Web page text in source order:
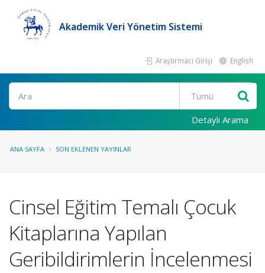
Akademik Veri Yönetim Sistemi
Araştırmacı Girişi English
Ara
Detaylı Arama
ANA SAYFA SON EKLENEN YAYINLAR
Cinsel Eğitim Temalı Çocuk
Kitaplarına Yapılan
Geribildirimlerin İncelenmesi